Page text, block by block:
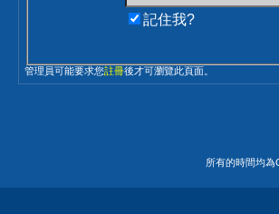
記住我?
管理員可能要求您註冊後才可瀏覽此頁面。
所有的時間均為